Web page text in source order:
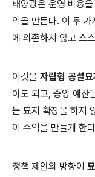
태양광은 운영 비용
익을 만든다. 이 두
에 의존하지 않고 스
이것을 자립형 공설
아도 되고, 중앙 예산
는 묘지 확장을 하지
이 수익을 만들게 한
정책 제안의 방향이